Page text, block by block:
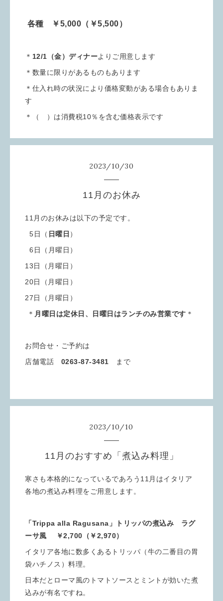
各種 ￥5,000（￥5,500）
＊ 12/1（金）ディナーよりご用意します
＊数量に限りがあるものもあります
＊仕入れ時の状況により価格変動がある場合もありま
す
＊（ ）は消費税10％を含む価格表示です
2023/10/30
11月のお休み
11月のお休みは以下の予定です。
5日（ 日曜日 ）
6日（月曜日）
13日（月曜日）
20日（月曜日）
27日（月曜日）
＊ 月曜日は定休日、日曜日はランチのみ営業です ＊
お問合せ・ご予約は
店舗電話 0263-87-3481 まで
2023/10/10
11月のおすすめ「煮込み料理」
寒さも本格的になっているであろう11月はイタリア
各地の煮込み料理をご用意します。
「Trippa alla Ragusana」トリッパの煮込み ラグ
ーサ風 ￥2,700（￥2,970）
イタリア各地に数多くあるトリッパ（牛の二番目の胃
袋ハチノス）料理。
日本だとローマ風のトマトソースとミントが効いた煮
込みが有名ですね。